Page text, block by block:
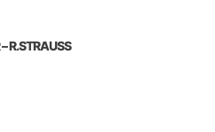
R.STRAUSS